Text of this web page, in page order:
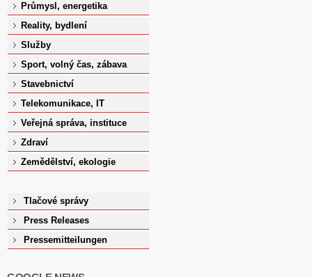
Průmysl, energetika
Reality, bydlení
Služby
Sport, volný čas, zábava
Stavebnictví
Telekomunikace, IT
Veřejná správa, instituce
Zdraví
Zemědělství, ekologie
Tlačové správy
Press Releases
Pressemitteilungen